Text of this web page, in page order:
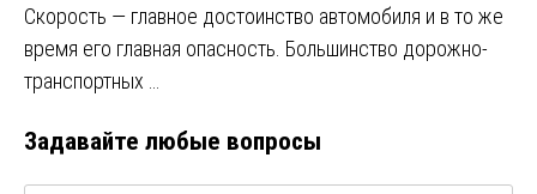
Скорость — главное достоинство автомобиля и в то же
время его главная опасность. Большинство дорожно-
транспортных …
Задавайте любые вопросы